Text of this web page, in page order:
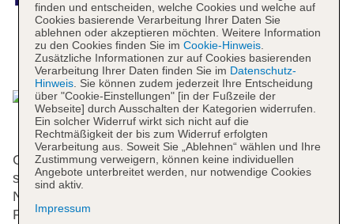
Das bietet Ihre Unterkunft
Gerne heißt das Hotel die Gäste in einem 6-
stöckigen Haus mit einem Aufzug und 86
Nichtraucherzimmern willkommen. Mehrsprachiges
Personal (Englisch, Deutsch, Französisch) an der
finden und entscheiden, welche Cookies und welche auf
Cookies basierende Verarbeitung Ihrer Daten Sie
ablehnen oder akzeptieren möchten. Weitere Information
zu den Cookies finden Sie im Cookie-Hinweis.
Zusätzliche Informationen zur auf Cookies basierenden
Verarbeitung Ihrer Daten finden Sie im Datenschutz-
Hinweis. Sie können zudem jederzeit Ihre Entscheidung
über "Cookie-Einstellungen" [in der Fußzeile der
Webseite] durch Ausschalten der Kategorien widerrufen.
Ein solcher Widerruf wirkt sich nicht auf die
Rechtmäßigkeit der bis zum Widerruf erfolgten
Verarbeitung aus. Soweit Sie „Ablehnen“ wählen und Ihre
Zustimmung verweigern, können keine individuellen
Angebote unterbreitet werden, nur notwendige Cookies
sind aktiv.
Impressum